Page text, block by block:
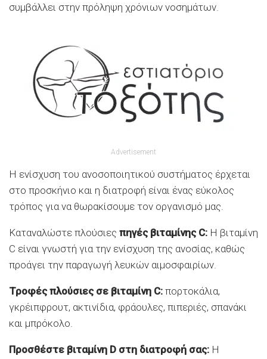
συμβάλλει στην πρόληψη χρόνιων νοσημάτων.
Advertisement
Η ενίσχυση του ανοσοποιητικού συστήματος έρχεται
στο προσκήνιο και η διατροφή είναι ένας εύκολος
τρόπος για να θωρακίσουμε τον οργανισμό μας.
Καταναλώστε πλούσιες πηγές βιταμίνης C: Η βιταμίνη
C είναι γνωστή για την ενίσχυση της ανοσίας, καθώς
προάγει την παραγωγή λευκών αιμοσφαιρίων.
Τροφές πλούσιες σε βιταμίνη C: πορτοκάλια,
γκρέιπφρουτ, ακτινίδια, φράουλες, πιπεριές, σπανάκι
και μπρόκολο.
Προσθέστε βιταμίνη D στη διατροφή σας: Η